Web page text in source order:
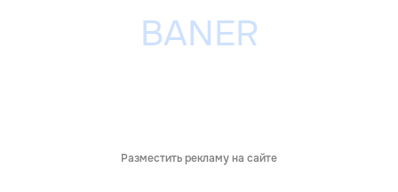
Разместить рекламу на сайте